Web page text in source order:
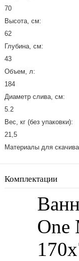
70
Высота, см:
62
Глубина, см:
43
Объем, л:
184
Диаметр слива, см:
5.2
Вес, кг (без упаковки):
21,5
Материалы для
Комплектации
One